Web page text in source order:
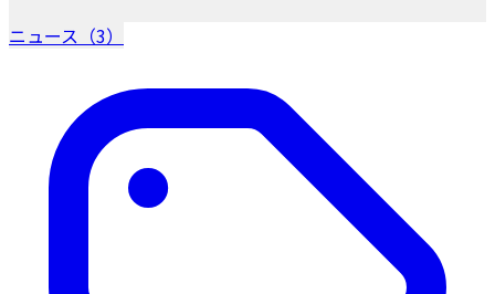
ニュース（3）